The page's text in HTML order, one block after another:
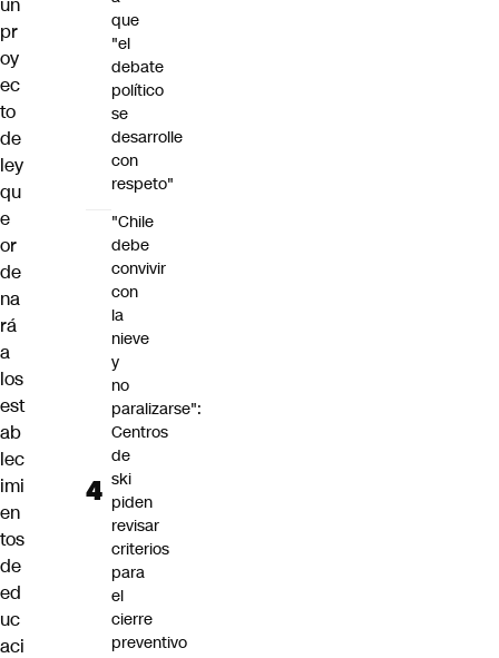
pr
oy
ec
to
de
ley
qu
e
or
de
na
rá
a
los
est
ab
lec
imi
en
tos
de
ed
uc
aci
que
"el
debate
político
se
desarrolle
con
respeto"
"Chile
debe
convivir
con
la
nieve
y
no
paralizarse":
Centros
de
ski
piden
revisar
criterios
para
el
cierre
preventivo